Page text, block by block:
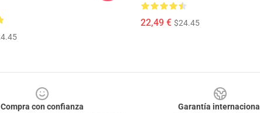
22,49 € $24.45
Compra con confianza
Garantía internacional